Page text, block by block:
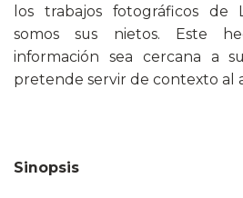
los trabajos fotográficos de
somos sus nietos. Este
información sea cercana a
pretende servir de contexto al
Sinopsis